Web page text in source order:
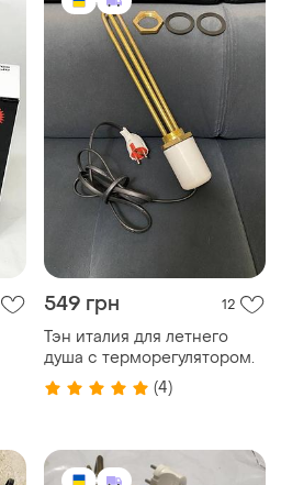
549 грн 12
Тэн италия для летнего
душа с терморегулятором.
(4)